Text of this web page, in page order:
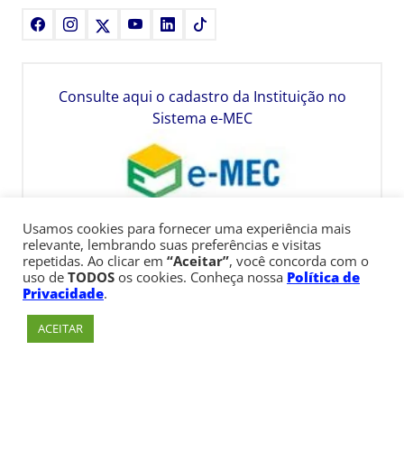
FacebookInstagram YoutubeLinkedIn
Consulte aqui o cadastro da Instituição no
Sistema e-MEC
Usamos cookies para fornecer uma experiência mais
relevante, lembrando suas preferências e visitas
repetidas. Ao clicar em “Aceitar”, você concorda com o
uso de TODOS os cookies. Conheça nossa Política de
Privacidade.
ACEITAR